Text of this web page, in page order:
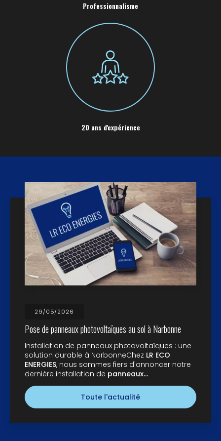
Professionnalisme
20 ans d'expérience
29/05/2026
Pose de panneaux photovoltaïques au sol à Narbonne
Installation de panneaux photovoltaïques : une
solution durable à NarbonneChez LR ECO
ENERGIES, nous sommes fiers d'annoncer notre
dernière installation de panneaux…
Toute l'actualité